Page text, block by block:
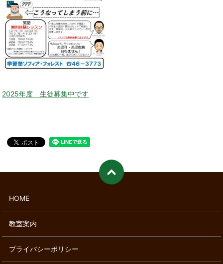
2025年度 生徒募集中です
HOME
教室案内
プライバシーポリシー